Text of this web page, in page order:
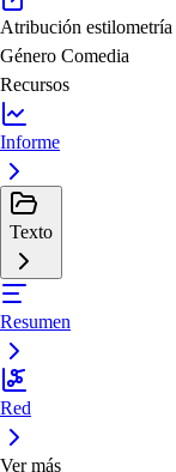
Atribución estilometría
Género Comedia
Recursos
Informe
Texto
Resumen
Red
Ver más